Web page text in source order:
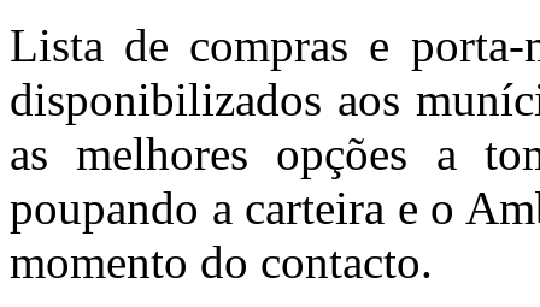
Lista de compras e porta-
disponibilizados aos
as melhores opções a
poupando a carteira e o
momento do contacto.